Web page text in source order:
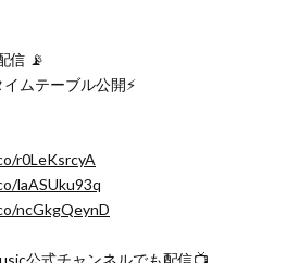
信 📡
ムテーブル公開⚡️
r0LeKsrcyA
laASUku93q
ncGkgQeynD